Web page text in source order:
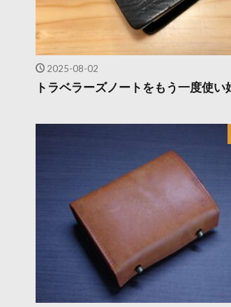
2025-08-02
トラベラーズノートをもう一度使い